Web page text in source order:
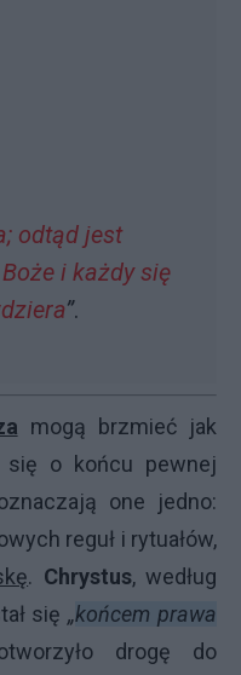
odtąd jest
i każdy się
”.
mogą brzmieć jak
się o końcu pewnej
one jedno:
reguł i rytuałów,
. Chrystus, według
się„końcem prawa
drogę do